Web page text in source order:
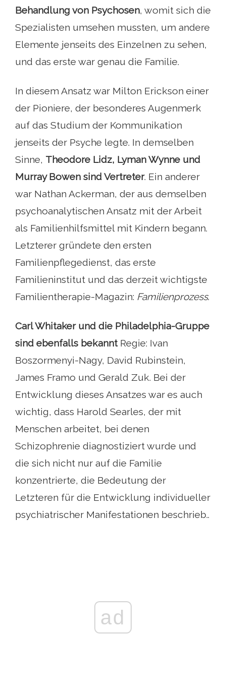
Behandlung von Psychosen, womit sich die
Spezialisten umsehen mussten, um andere
Elemente jenseits des Einzelnen zu sehen,
und das erste war genau die Familie.
In diesem Ansatz war Milton Erickson einer
der Pioniere, der besonderes Augenmerk
auf das Studium der Kommunikation
jenseits der Psyche legte. In demselben
Sinne, Theodore Lidz, Lyman Wynne und
Murray Bowen sind Vertreter. Ein anderer
war Nathan Ackerman, der aus demselben
psychoanalytischen Ansatz mit der Arbeit
als Familienhilfsmittel mit Kindern begann.
Letzterer gründete den ersten
Familienpflegedienst, das erste
Familieninstitut und das derzeit wichtigste
Familientherapie-Magazin: Familienprozess.
Carl Whitaker und die Philadelphia-Gruppe
sind ebenfalls bekanntRegie: Ivan
Boszormenyi-Nagy, David Rubinstein,
James Framo und Gerald Zuk. Bei der
Entwicklung dieses Ansatzes war es auch
wichtig, dass Harold Searles, der mit
Menschen arbeitet, bei denen
Schizophrenie diagnostiziert wurde und
die sich nicht nur auf die Familie
konzentrierte, die Bedeutung der
Letzteren für die Entwicklung individueller
psychiatrischer Manifestationen beschrieb..
ad